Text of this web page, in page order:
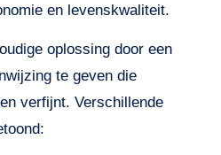
en levenskwaliteit.
oplossing door een
te geven die
verfijnt. Verschillende